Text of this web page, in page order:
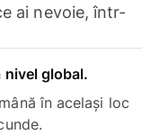
ai nevoie, într-
nivel global.
în același loc